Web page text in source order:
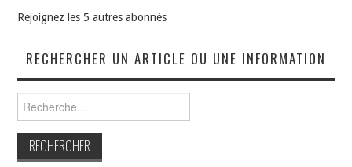
Rejoignez les 5 autres abonnés
RECHERCHER UN ARTICLE OU UNE INFORMATION